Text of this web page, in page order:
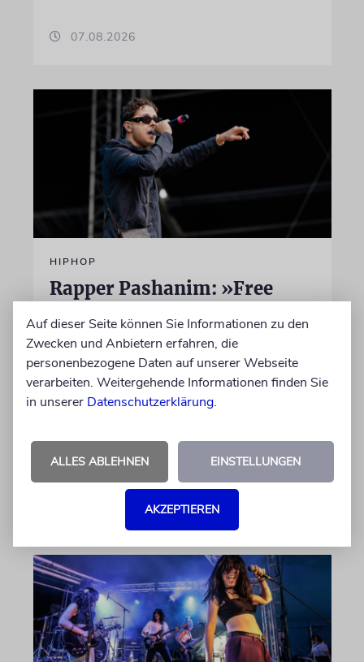
07.08.2026
HIPHOP
Rapper Pashanim: »Free
Verkaufsschlager
Auf seinem neuen Album »Lounge Musik«
rappt der Berliner Musiker Pashanim
wiederholt über den Israel-Palästina-Konflikt –
Terrorismus inklusive
von Lennart Wilsch
Auf dieser Seite können Sie Informationen zu den
Zwecken und Anbietern erfahren, die
personenbezogene Daten auf unserer Webseite
verarbeiten. Weitergehende Informationen finden Sie
in unserer Datenschutzerklärung.
ALLES ABLEHNEN EINSTELLUNGEN
AKZEPTIEREN